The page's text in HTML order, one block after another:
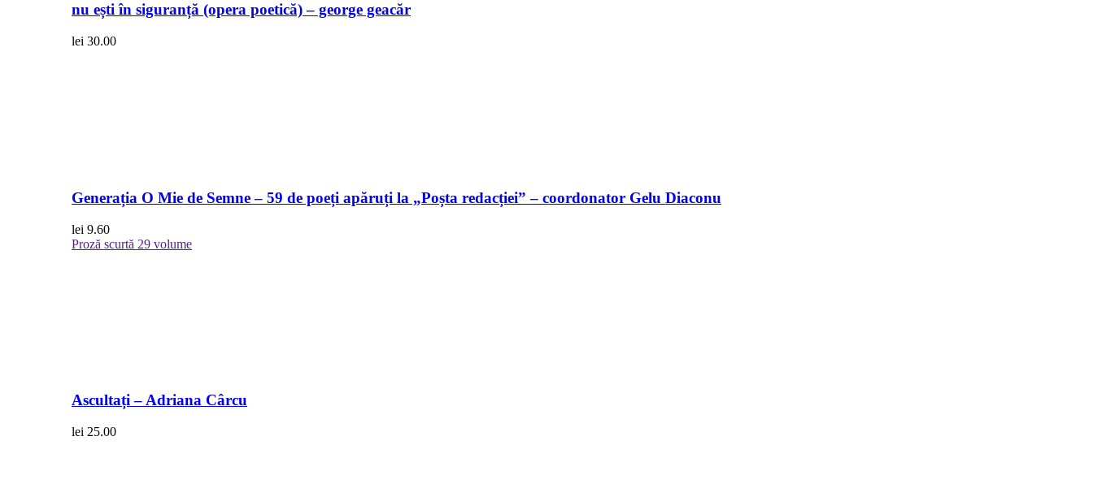
nu ești în siguranță (opera poetică) – george geacăr
lei 30.00
Generația O Mie de Semne – 59 de poeți apăruți la „Poșta redacției” – coordonator Gelu Diaconu
lei 9.60
Proză scurtă 29 volume
Ascultați – Adriana Cârcu
lei 25.00